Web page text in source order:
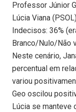
Professor Júnior
Lúcia Viana
Indecisos: 36%
Branco/Nulo/Não
Neste cenário,
percentual em
variou
Geo oscilou
Lúcia se manteve